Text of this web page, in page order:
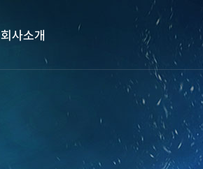
회사소개